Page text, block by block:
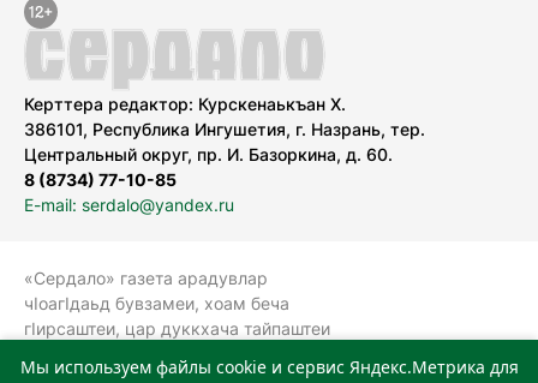
Керттера редактор: Курскенаькъан Х.
386101, Республика Ингушетия, г. Назрань, тер.
Центральный округ, пр. И. Базоркина, д. 60.
8 (8734) 77-10-85
E-mail: serdalo@yandex.ru
«Сердало» газета арадувлар
чIоагIдаьд бувзамеи, хоам беча
гIирсаштеи, цар дуккхача тайпаштеи
болхлоша (Роскомнадзор).
Мы используем файлы cookie и сервис Яндекс.Метрика для